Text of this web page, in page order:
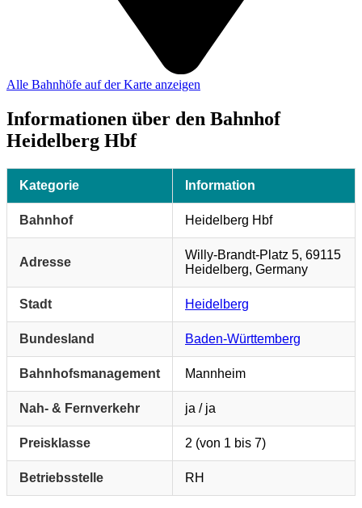
Alle Bahnhöfe auf der Karte anzeigen
Informationen über den Bahnhof
Heidelberg Hbf
Kategorie Information
Bahnhof Heidelberg Hbf
Adresse
Willy-Brandt-Platz 5, 69115
Heidelberg, Germany
Stadt Heidelberg
Bundesland Baden-Württemberg
Bahnhofsmanagement Mannheim
Nah- & Fernverkehr ja / ja
Preisklasse 2 (von 1 bis 7)
Betriebsstelle RH